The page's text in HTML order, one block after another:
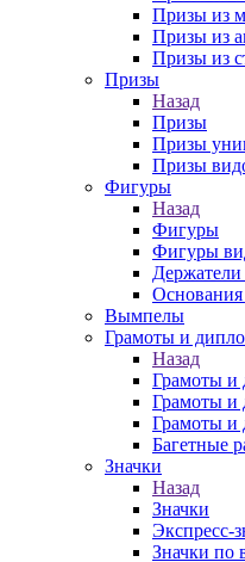
Призы из
Призы из
Призы из
Призы
Назад
Призы
Призы
Призы
Фигуры
Назад
Фигуры
Фигуры
Вымпелы
Грамоты и
Назад
Грамоты и
Грамоты и
Грамоты и
Багетные
Значки
Назад
Значки
Экспресс-
Значки по